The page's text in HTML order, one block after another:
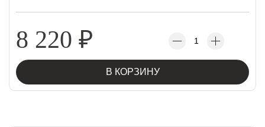
8 220 ₽
В КОРЗИНУ